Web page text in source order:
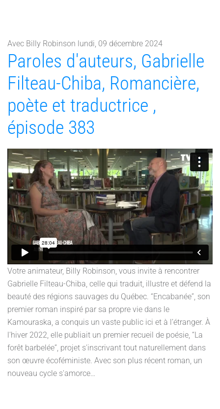
Avec Billy Robinson lundi, 09 décembre 2024
Paroles d'auteurs, Gabrielle
Filteau-Chiba, Romancière,
poète et traductrice ,
épisode 383
Votre animateur, Billy Robinson, vous invite à rencontrer
Gabrielle Filteau-Chiba, celle qui traduit, illustre et défend la
beauté des régions sauvages du Québec. “Encabanée”, son
premier roman inspiré par sa propre vie dans le
Kamouraska, a conquis un vaste public ici et à l’étranger. À
l'hiver 2022, elle publiait un premier recueil de poésie, “La
forêt barbelée”, projet s'inscrivant tout naturellement dans
son œuvre écoféministe. Avec son plus récent roman, un
nouveau cycle s'amorce…